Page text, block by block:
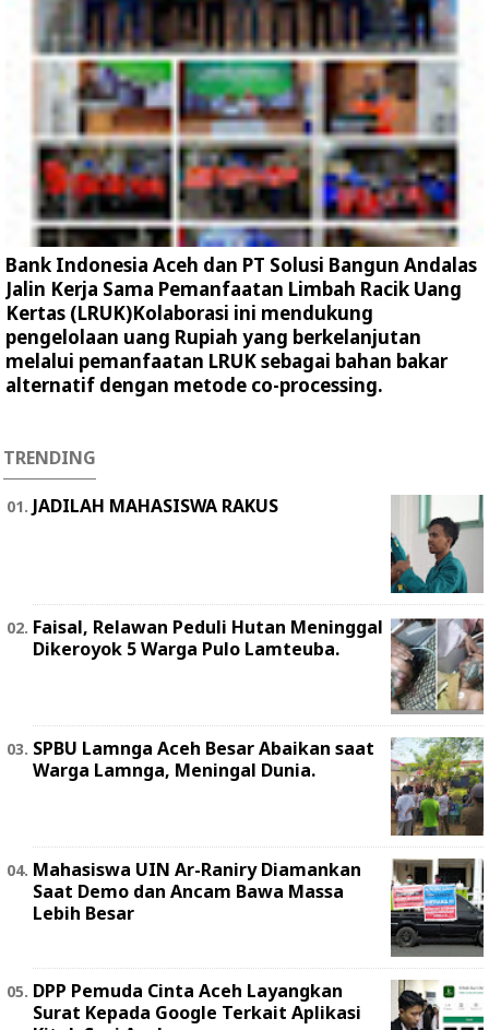
Bank Indonesia Aceh dan PT Solusi Bangun Andalas
Jalin Kerja Sama Pemanfaatan Limbah Racik Uang
Kertas (LRUK)Kolaborasi ini mendukung
pengelolaan uang Rupiah yang berkelanjutan
melalui pemanfaatan LRUK sebagai bahan bakar
alternatif dengan metode co-processing.
TRENDING
JADILAH MAHASISWA RAKUS
Faisal, Relawan Peduli Hutan Meninggal
Dikeroyok 5 Warga Pulo Lamteuba.
SPBU Lamnga Aceh Besar Abaikan saat
Warga Lamnga, Meningal Dunia.
Mahasiswa UIN Ar-Raniry Diamankan
Saat Demo dan Ancam Bawa Massa
Lebih Besar
DPP Pemuda Cinta Aceh Layangkan
Surat Kepada Google Terkait Aplikasi